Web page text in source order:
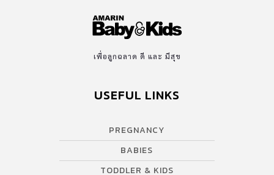
เพื่อลูกฉลาด ดี และ มีสุข
USEFUL LINKS
PREGNANCY
BABIES
TODDLER & KIDS